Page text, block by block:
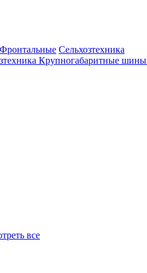
Фронтальные Сельхозтехника
Крупногабаритные шины
все